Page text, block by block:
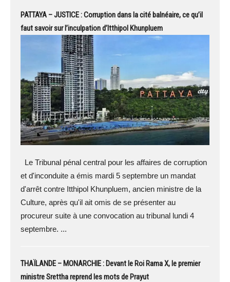
PATTAYA – JUSTICE : Corruption dans la cité balnéaire, ce qu’il
faut savoir sur l’inculpation d’Itthipol Khunpluem
Le Tribunal pénal central pour les affaires de corruption
et d'inconduite a émis mardi 5 septembre un mandat
d'arrêt contre Itthipol Khunpluem, ancien ministre de la
Culture, après qu'il ait omis de se présenter au
procureur suite à une convocation au tribunal lundi 4
septembre. ...
THAÏLANDE – MONARCHIE : Devant le Roi Rama X, le premier
ministre Srettha reprend les mots de Prayut